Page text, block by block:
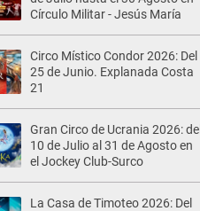
Círculo Militar - Jesús María
Circo Místico Condor 2026: Del
25 de Junio. Explanada Costa
21
Gran Circo de Ucrania 2026: del
10 de Julio al 31 de Agosto en
el Jockey Club-Surco
La Casa de Timoteo 2026: Del